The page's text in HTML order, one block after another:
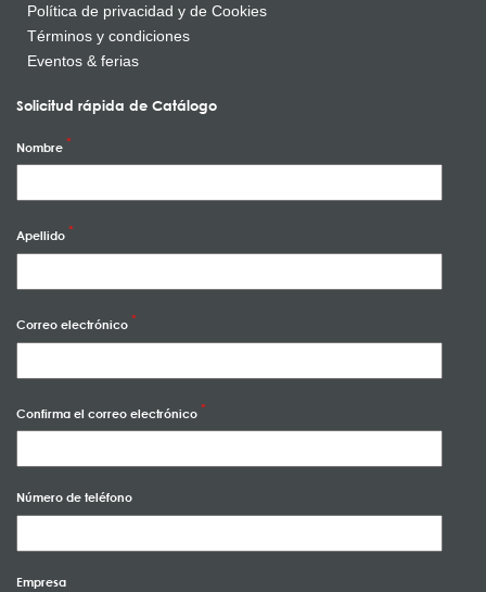
Política de privacidad y de Cookies
Términos y condiciones
Eventos & ferias
Solicitud rápida de Catálogo
Nombre
Apellido
Correo electrónico
Confirma el correo electrónico
Número de teléfono
Empresa